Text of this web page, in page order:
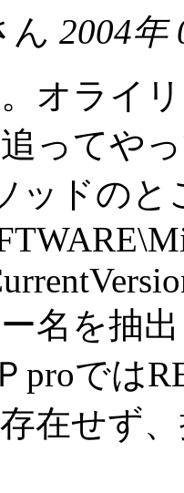
ん 2004年
オライ
ってや
ッドのと
名を抽
proでは
在せず